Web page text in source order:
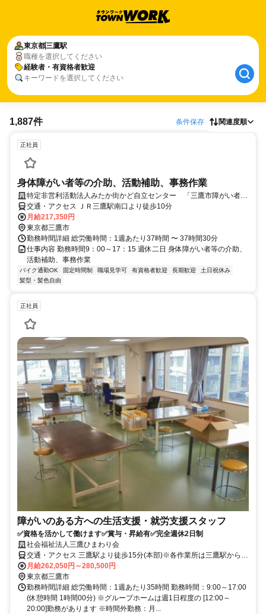
東京都三鷹駅
職種を選択してください
経験者・有資格者歓迎
キーワードを選択してください
1,887件 条件保存 関連度順
正社員
身体障がい者等の介助、活動補助、事務作業
特定非営利活動法人みたか街かど自立センター 「三鷹市障がい者地
域活動支援センターまちかど」
交通・アクセス ＪＲ三鷹駅南口より徒歩10分
月給217,350円
東京都三鷹市
勤務時間詳細 総労働時間：1週あたり37時間 〜 37時間30分
仕事内容 勤務時間9：00～17：15 週休二日 身体障がい者等の介助、
活動補助、事務作業
バイク通勤OK 固定時間制 職場見学可 有資格者歓迎 長期歓迎
土日祝休み
髪型・髪色自由
正社員
障がいのある方への生活支援・就労支援スタッフ
✅資格を活かして働けます✅賞与・昇給有✅完全週休2日制
社会福祉法人三鷹ひまわり会
交通・アクセス 三鷹駅より徒歩15分(本部)※各作業所は三鷹駅から5
～15分
月給262,050円～280,500円
東京都三鷹市
勤務時間詳細 総労働時間：1週あたり35時間 勤務時間：9:00～17:00
(休憩時間 1時間00分) ※グループホームは週1日程度の [12:00～
20:00]勤務があります ※時間外勤務：月...